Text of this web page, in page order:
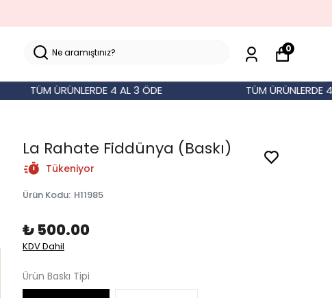
0
TÜM ÜRÜNLERDE 4 AL 3 ÖDE
TÜM ÜRÜNLERDE 4 AL
La Rahate Fiddünya (Baskı)
Tükeniyor
Ürün Kodu: H11985
₺ 500.00
KDV Dahil
Ürün Baskı Tipi